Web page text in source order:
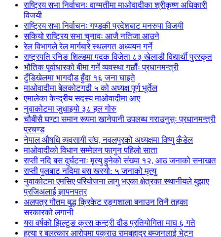
राष्ट्रिय सभा निर्वाचनः वाग्मतीमा माओवादीका श्रीकृष्ण अधिकारी
विजयी
राष्ट्रिय सभा निर्वाचनः गण्डकी प्रदेशबाट मनरुपा विजयी
सकियो राष्ट्रिय सभा चुनावः आजै नतिजा आउने
रेल विभागले रेल मार्गबारे स्थलगत अध्ययन गर्ने
राष्ट्रपति रनिङ शिल्डमा पदक विजेता ८३ खेलाडी विद्यार्थी पुरस्कृत
भौतिक पूर्वाधारको बीमा गर्ने व्यवस्था गर्छौंः प्रधानमन्त्री
टुँडिखेलमा भागदौड हुँदा १६ जना घाइते
माओवादीमा बेलकोटगढी ५ को अध्यक्ष पूर्ण भूर्तेल
एमालेका केन्द्रीय सदस्य माओ‌वादीमा आए
नुवाकोटमा जुधाइयो ३८ हल गोरु
चौबीसै घण्टा समान रूपमा खानेपानी उपलब्ध गराउनुस्ः प्रधानमन्त्री
प्रचण्ड
नेपाल औषधि व्यवसायी संघ, नवलपुरको अध्यक्षमा विष्णु कँडेल
माओवादीको विधान सम्मेलन फागुन पहिलो साता
राप्ती नदि बस दुर्घटनाः मृत्यु हुनेको संख्या १२, आठ जनाको सनाखत
राप्ती पुलबाट नदिमा बस खस्यो: ५ जनाको मृत्यु
नुवाकोटमा एमसिए परियोजना लागु भएका क्षेत्रका स्थानीयले बुझाए
प्रजिअलाई ज्ञापनपत्र
अलपत्र गौतम बुद्ध क्रिकेट रङ्गशाला बनाउन तिनै तहका
सरकारको लगानी
यस वर्षको झिल्टुङ क्रस कन्ट्री दौड प्रतियोगिता माघ ६ गते
हत्या र बलत्कार आरोपमा पक्राउ रामबहादुर बम्जनलाई भेट्न